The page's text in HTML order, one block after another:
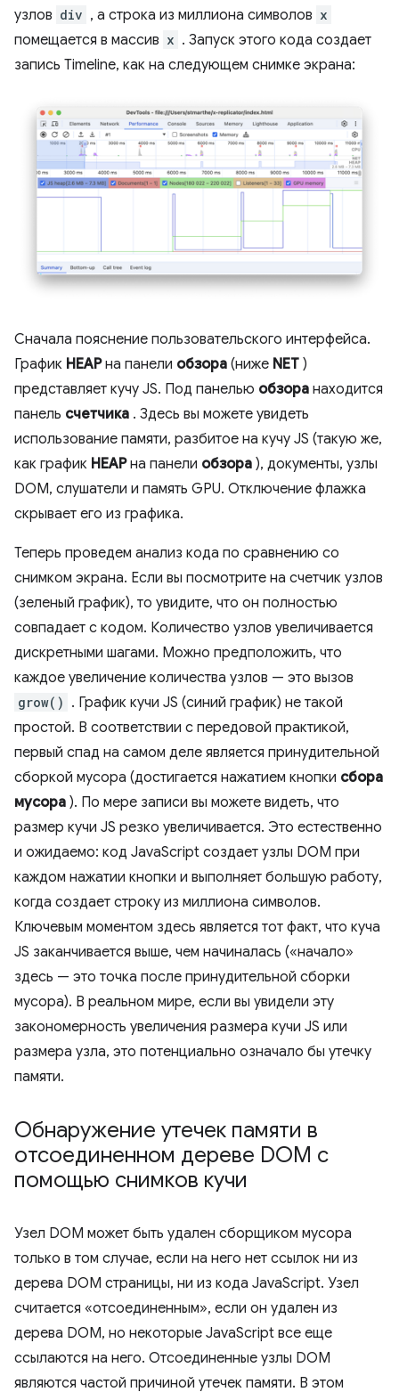
узлов div , а строка из миллиона символов x
помещается в массив x . Запуск этого кода создает
запись Timeline, как на следующем снимке экрана:
Сначала пояснение пользовательского интерфейса.
График HEAPна панели обзора (ниже NET )
представляет кучу JS. Под панелью обзора находится
панель счетчика . Здесь вы можете увидеть
использование памяти, разбитое на кучу JS (такую ​​же,
как график HEAPна панели обзора ), документы, узлы
DOM, слушатели и память GPU. Отключение флажка
скрывает его из графика.
Теперь проведем анализ кода по сравнению со
снимком экрана. Если вы посмотрите на счетчик узлов
(зеленый график), то увидите, что он полностью
совпадает с кодом. Количество узлов увеличивается
дискретными шагами. Можно предположить, что
каждое увеличение количества узлов — это вызов
grow() . График кучи JS (синий график) не такой
простой. В соответствии с передовой практикой,
первый спад на самом деле является принудительной
сборкой мусора (достигается нажатием кнопки сбора
мусора ). По мере записи вы можете видеть, что
размер кучи JS резко увеличивается. Это естественно
и ожидаемо: код JavaScript создает узлы DOM при
каждом нажатии кнопки и выполняет большую работу,
когда создает строку из миллиона символов.
Ключевым моментом здесь является тот факт, что куча
JS заканчивается выше, чем начиналась («начало»
здесь — это точка после принудительной сборки
мусора). В реальном мире, если вы увидели эту
закономерность увеличения размера кучи JS или
размера узла, это потенциально означало бы утечку
памяти.
Обнаружение утечек памяти в
отсоединенном дереве DOM с
помощью снимков кучи
Узел DOM может быть удален сборщиком мусора
только в том случае, если на него нет ссылок ни из
дерева DOM страницы, ни из кода JavaScript. Узел
считается «отсоединенным», если он удален из
дерева DOM, но некоторые JavaScript все еще
ссылаются на него. Отсоединенные узлы DOM
являются частой причиной утечек памяти. В этом